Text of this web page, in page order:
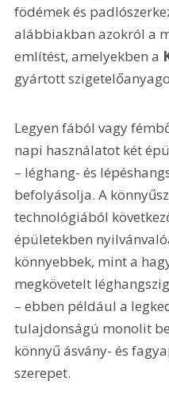
födémek és
alábbiakban azokról a
említést, amelyekben a
gyártott
Legyen fából vagy
napi használatot két
– léghang- és
befolyásolja. A
technológiából
épületekben
könnyebbek, mint a
megkövetelt
– ebben például a
tulajdonságú monolit
könnyű ásvány- és
szerepet.